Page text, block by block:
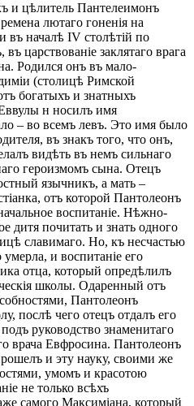
и цѣлитель Пантелеимонъ
лютаго гоненія на
въ началѣ IV столѣтій по
царствованіе заклятаго врага
Родился онъ въ мало-
(столицѣ Римской
богатыхъ и знатныхъ
н носилъ имя
– во всемъ левъ. Это имя было
въ знакъ того, что онъ,
видѣть въ немъ сильнаго
героизмомъ сына. Отецъ
язычникъ, а мать –
отъ которой Пантолеонъ
воспитаніе. Нѣжно-
дитя почитать и знать одного
славимаго. Но, къ несчастью
и воспитаніе его
отца, который опредѣлилъ
школы. Одаренный отъ
Пантолеонъ
послѣ чего отецъ отдалъ его
руководство знаменитаго
врача Евфросина. Пантолеонъ
и эту науку, своими же
умомъ и красотою
не только всѣхъ
самого Максиміана, который